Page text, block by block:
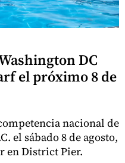
DC
el próximo 8 de
nacional de
el sábado 8 de agosto,
en District Pier.